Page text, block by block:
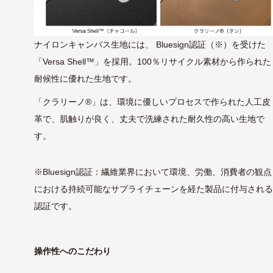
ナイロンキャンバス生地には、 Bluesign認証（※）を受けた
「Versa Shell™」を採用。100％リサイクル素材から作られた
耐候性に優れた生地です。
「クラリーノ®」は、環境に優しいプロセスで作られた人工皮
革で、肌触りが良く、丈夫で洗練された耐久性の高い生地で
す。
※Bluesign認証：繊維業界において環境、労働、消費者の観点
における持続可能なサプライチェーンを経た製品に付与される
認証です。
操作性へのこだわり